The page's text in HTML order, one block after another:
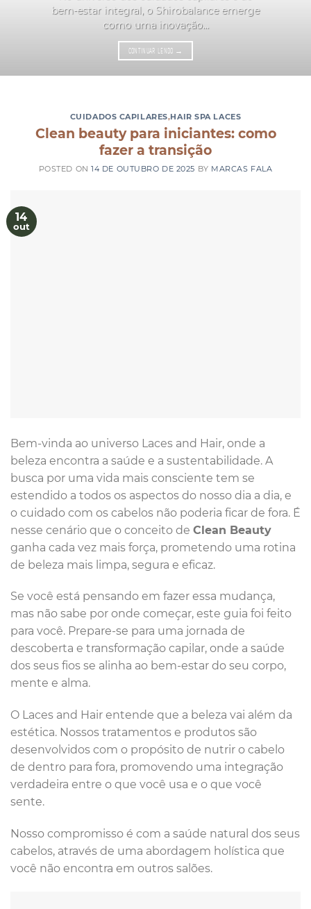
bem-estar integral, o Shirobalance emerge
como uma inovação...
CONTINUAR LENDO →
CUIDADOS CAPILARES,HAIR SPA LACES
Clean beauty para iniciantes: como
fazer a transição
POSTED ON14 DE OUTUBRO DE 2025 BY MARCAS FALA
14
out
Bem-vinda ao universo Laces and Hair, onde a
beleza encontra a saúde e a sustentabilidade. A
busca por uma vida mais consciente tem se
estendido a todos os aspectos do nosso dia a dia, e
o cuidado com os cabelos não poderia ficar de fora. É
nesse cenário que o conceito de Clean Beauty
ganha cada vez mais força, prometendo uma rotina
de beleza mais limpa, segura e eficaz.
Se você está pensando em fazer essa mudança,
mas não sabe por onde começar, este guia foi feito
para você. Prepare-se para uma jornada de
descoberta e transformação capilar, onde a saúde
dos seus fios se alinha ao bem-estar do seu corpo,
mente e alma.
O Laces and Hair entende que a beleza vai além da
estética. Nossos tratamentos e produtos são
desenvolvidos com o propósito de nutrir o cabelo
de dentro para fora, promovendo uma integração
verdadeira entre o que você usa e o que você
sente.
Nosso compromisso é com a saúde natural dos seus
cabelos, através de uma abordagem holística que
você não encontra em outros salões.